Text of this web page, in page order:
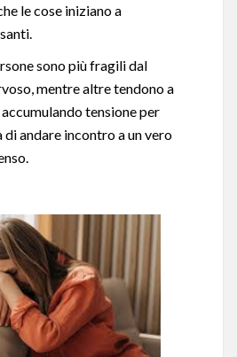
le cose iniziano a
sono più fragili dal
mentre altre tendono a
tensione per
di andare incontro a un vero